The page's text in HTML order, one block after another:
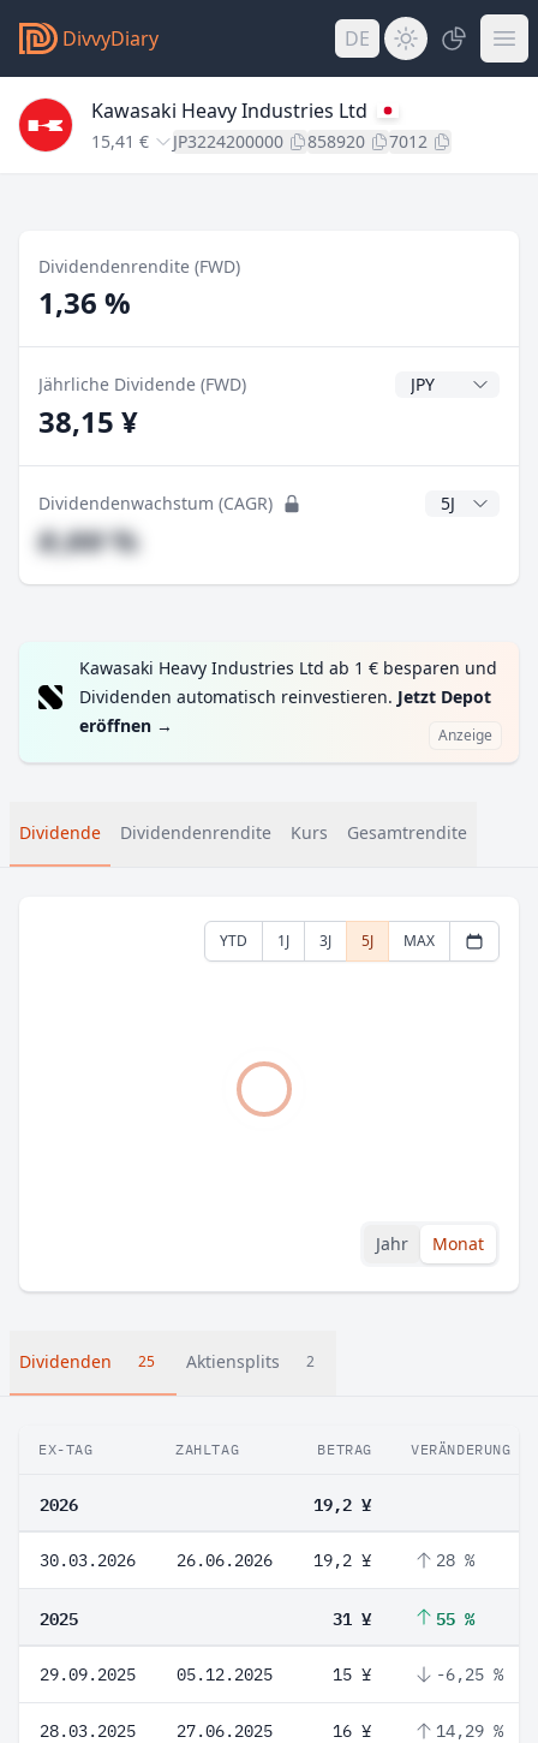
DivvyDiary DE
Kawasaki Heavy Industries Ltd
15,41 € JP3224200000 858920 7012
Dividendenrendite (FWD)
1,36 %
Jährliche Dividende (FWD)
38,15 ¥
Dividendenwachstum (CAGR) CAGR Jahre
#,## %
Kawasaki Heavy Industries Ltd ab 1 € besparen und
Dividenden automatisch reinvestieren. Jetzt Depot
eröffnen → Anzeige
Dividende Dividendenrendite Kurs Gesamtrendite
YTD 1J 3J 5J MAX
Jahr Monat
Dividenden 25 Aktiensplits 2
EX-TAG ZAHLTAG BETRAG VERÄNDERUNG
2026 19,2 ¥
30.03.2026 26.06.2026 19,2 ¥ 28 %
2025 31 ¥ 55 %
29.09.2025 05.12.2025 15 ¥ -6,25 %
28.03.2025 27.06.2025 16 ¥ 14,29 %